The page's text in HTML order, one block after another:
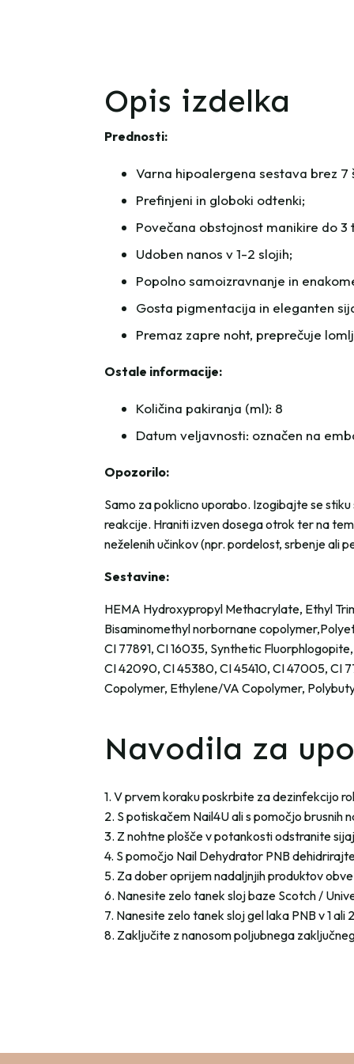
Opis izdelka
Prednosti:
Varna hipoalergena sestava brez 7
Prefinjeni in globoki odtenki;
Povečana obstojnost manikire do 3
Udoben nanos v 1-2 slojih;
Popolno samoizravnanje in
Gosta pigmentacija in eleganten
Premaz zapre noht, preprečuje
Ostale informacije:
Količina pakiranja (ml): 8
Datum veljavnosti: označen na
Opozorilo:
Samo za poklicno uporabo. Izogibajte se
reakcije. Hraniti izven dosega otrok ter na
neželenih učinkov (npr. pordelost, srbenje ali
Sestavine:
HEMA Hydroxypropyl Methacrylate, Ethyl
Bisaminomethyl norbornane
CI 77891, CI 16035, Synthetic
CI 42090, CI 45380, CI 45410, CI 47005, CI
Copolymer, Ethylene/VA Copolymer,
Navodila za
1. V prvem koraku poskrbite za dezinfekcijo
2. S potiskačem Nail4U ali s pomočjo
3. Z nohtne plošče v potankosti odstranite
4. S pomočjo Nail Dehydrator PNB
5. Za dober oprijem nadaljnjih produktov
6. Nanesite zelo tanek sloj baze Scotch /
7. Nanesite zelo tanek sloj gel laka PNB v 1
8. Zaključite z nanosom poljubnega